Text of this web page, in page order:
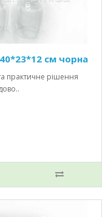
см чорна
практичне рішення